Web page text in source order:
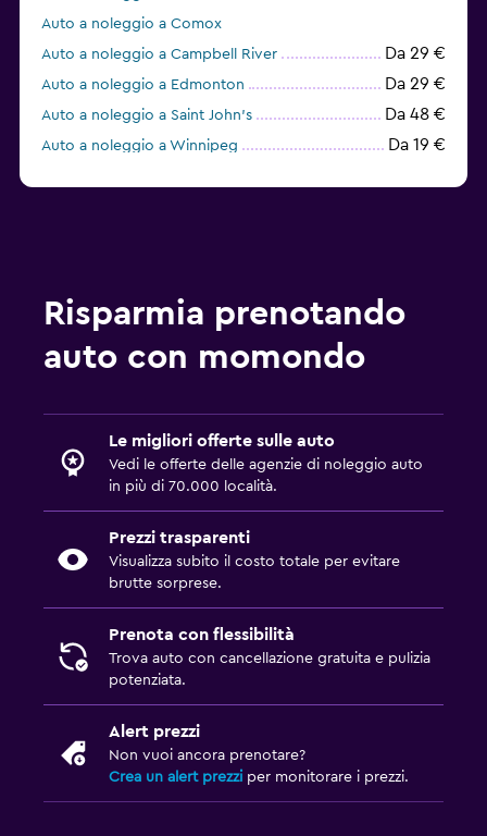
Auto a noleggio a Comox
Auto a noleggio a Campbell River
Da 29 €
Auto a noleggio a Edmonton Da 29 €
Auto a noleggio a Saint John's Da 48 €
Auto a noleggio a Winnipeg Da 19 €
Risparmia prenotando
auto con momondo
Le migliori offerte sulle auto
Vedi le offerte delle agenzie di noleggio auto
in più di 70.000 località.
Prezzi trasparenti
Visualizza subito il costo totale per evitare
brutte sorprese.
Prenota con flessibilità
Trova auto con cancellazione gratuita e pulizia
potenziata.
Alert prezzi
Non vuoi ancora prenotare?
Crea un alert prezzi per monitorare i prezzi.